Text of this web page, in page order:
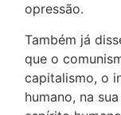
opressão.
Também já
que o
capitalismo, o
humano, na